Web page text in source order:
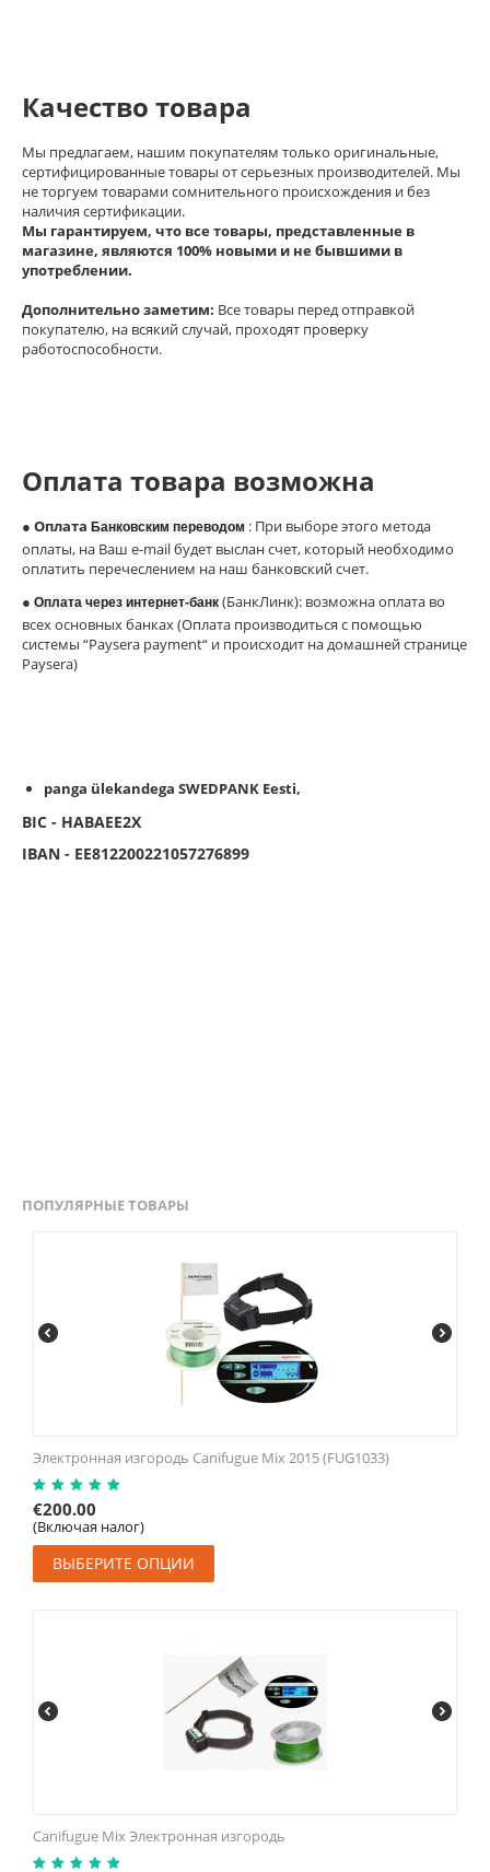
Качество товара
Мы предлагаем, нашим покупателям только оригинальные,
сертифицированные товары от серьезных производителей. Мы
не торгуем товарами сомнительного происхождения и без
наличия сертификации.
Мы гарантируем, что все товары, представленные в
магазине, являются 100% новыми и не бывшими в
употреблении.
Дополнительно заметим: Все товары перед отправкой
покупателю, на всякий случай, проходят проверку
работоспособности.
Оплата товара возможна
● Оплата Банковским переводом : При выборе этого метода
оплаты, на Ваш e-mail будет выслан счет, который необходимо
оплатить перечеслением на наш банковский счет.
● Оплата через интернет-банк (БанкЛинк): возможна оплата во
всех основных банках (Оплата производиться с помощью
системы “Paysera payment“ и происходит на домашней странице
Paysera)
panga ülekandega SWEDPANK Eesti,
BIC - HABAEE2X
IBAN - EE812200221057276899
ПОПУЛЯРНЫЕ ТОВАРЫ
Электронная изгородь Canifugue Mix 2015 (FUG1033)
€200.00
(Включая налог)
ВЫБЕРИТЕ ОПЦИИ
Canifugue Mix Электронная изгородь